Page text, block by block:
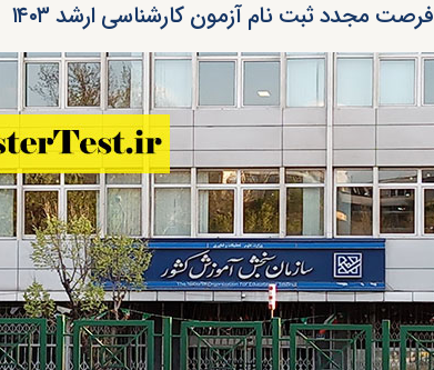
فرصت مجدد ثبت نام آزمون کارشناسی ارشد ۱۴۰۳